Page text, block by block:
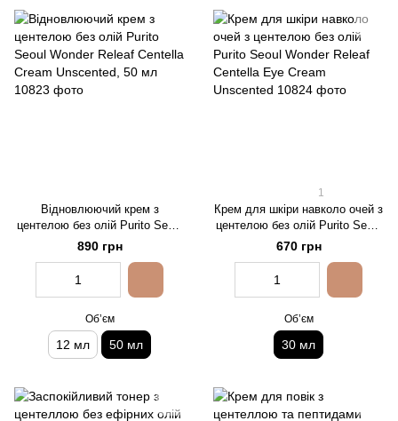
Відновлюючий крем з
центелою без олій Purito Seoul
Wonder Releaf Centella Cream
Unscented, 50 мл
890 грн
Обʼєм
12 мл 50 мл
1
Крем для шкіри навколо очей з
центелою без олій Purito Seoul
Wonder Releaf Centella Eye
Cream Unscented
670 грн
Обʼєм
30 мл